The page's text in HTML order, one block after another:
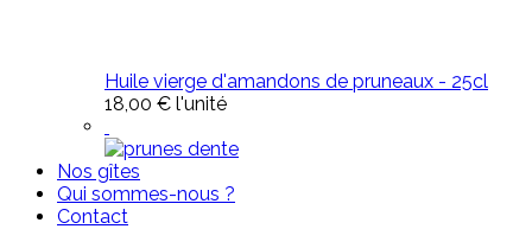
Huile vierge d'amandons de pruneaux - 25cl
18,00 € l'unité
Nos gîtes
Qui sommes-nous ?
Contact